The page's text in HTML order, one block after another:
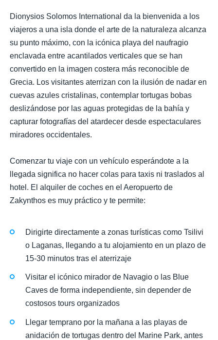
Dionysios Solomos International da la bienvenida a los
viajeros a una isla donde el arte de la naturaleza alcanza
su punto máximo, con la icónica playa del naufragio
enclavada entre acantilados verticales que se han
convertido en la imagen costera más reconocible de
Grecia. Los visitantes aterrizan con la ilusión de nadar en
cuevas azules cristalinas, contemplar tortugas bobas
deslizándose por las aguas protegidas de la bahía y
capturar fotografías del atardecer desde espectaculares
miradores occidentales.
Comenzar tu viaje con un vehículo esperándote a la
llegada significa no hacer colas para taxis ni traslados al
hotel. El alquiler de coches en el Aeropuerto de
Zakynthos es muy práctico y te permite:
Dirigirte directamente a zonas turísticas como Tsilivi
o Laganas, llegando a tu alojamiento en un plazo de
15-30 minutos tras el aterrizaje
Visitar el icónico mirador de Navagio o las Blue
Caves de forma independiente, sin depender de
costosos tours organizados
Llegar temprano por la mañana a las playas de
anidación de tortugas dentro del Marine Park, antes